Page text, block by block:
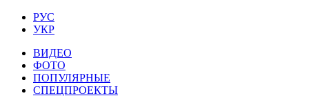
РУС
УКР
ВИДЕО
ФОТО
ПОПУЛЯРНЫЕ
СПЕЦПРОЕКТЫ